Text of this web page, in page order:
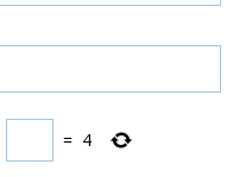
= 4